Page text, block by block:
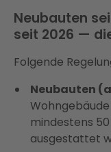
Neubauten
seit 2026 —
Folgende
Neubauten
mindestens
ausgestattet